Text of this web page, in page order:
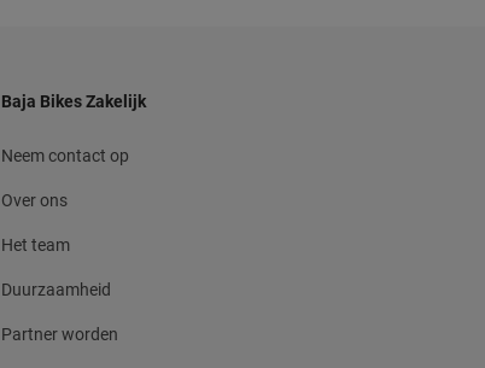
Baja Bikes Zakelijk
Neem contact op
Over ons
Het team
Duurzaamheid
Partner worden